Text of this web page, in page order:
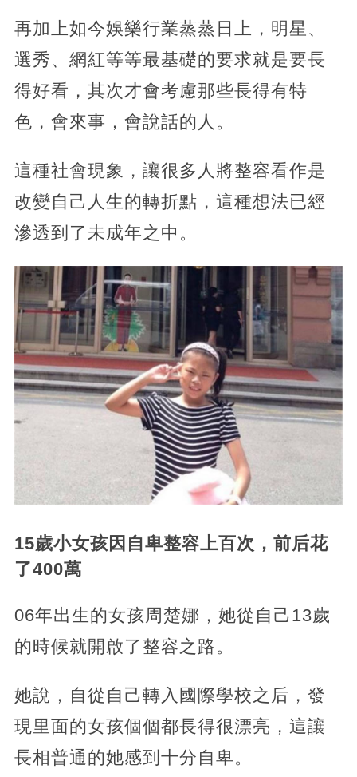
再加上如今娛樂行業蒸蒸日上，明星、
選秀、網紅等等最基礎的要求就是要長
得好看，其次才會考慮那些長得有特
色，會來事，會說話的人。
這種社會現象，讓很多人將整容看作是
改變自己人生的轉折點，這種想法已經
滲透到了未成年之中。
15歲小女孩因自卑整容上百次，前后花
了400萬
06年出生的女孩周楚娜，她從自己13歲
的時候就開啟了整容之路。
她說，自從自己轉入國際學校之后，發
現里面的女孩個個都長得很漂亮，這讓
長相普通的她感到十分自卑。